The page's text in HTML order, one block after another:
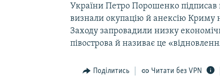
України Петро Порошенко підписав
визнали окупацію й анексію Криму
Заходу запровадили низку
півострова й називає це
Поділитись Читати без VPN